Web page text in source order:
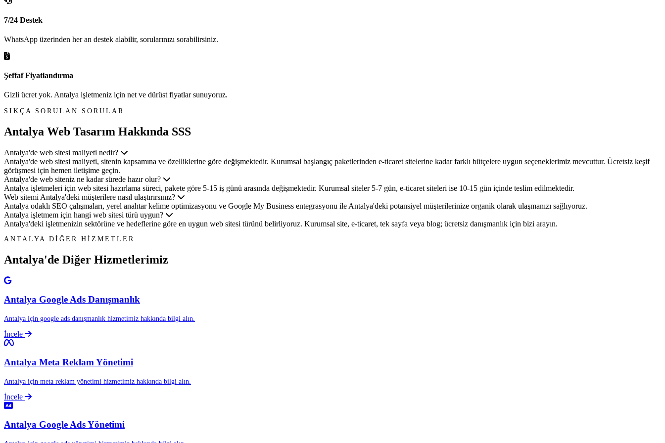
7/24 Destek
WhatsApp üzerinden her an destek alabilir, sorularınızı sorabilirsiniz.
Şeffaf Fiyatlandırma
Gizli ücret yok. Antalya işletmeniz için net ve dürüst fiyatlar sunuyoruz.
SIKÇA SORULAN SORULAR
Antalya Web Tasarım Hakkında SSS
Antalya'de web sitesi maliyeti nedir?
Antalya'de web sitesi maliyeti, sitenin kapsamına ve özelliklerine göre değişmektedir. Kurumsal başlangıç paketlerinden e-ticaret sitelerine kadar farklı bütçelere uygun seçeneklerimiz mevcuttur. Ücretsiz keşif
görüşmesi için hemen iletişime geçin.
Antalya'de web siteniz ne kadar sürede hazır olur?
Antalya işletmeleri için web sitesi hazırlama süreci, pakete göre 5-15 iş günü arasında değişmektedir. Kurumsal siteler 5-7 gün, e-ticaret siteleri ise 10-15 gün içinde teslim edilmektedir.
Web sitemi Antalya'deki müşterilere nasıl ulaştırırsınız?
Antalya odaklı SEO çalışmaları, yerel anahtar kelime optimizasyonu ve Google My Business entegrasyonu ile Antalya'deki potansiyel müşterilerinize organik olarak ulaşmanızı sağlıyoruz.
Antalya işletmem için hangi web sitesi türü uygun?
Antalya'deki işletmenizin sektörüne ve hedeflerine göre en uygun web sitesi türünü belirliyoruz. Kurumsal site, e-ticaret, tek sayfa veya blog; ücretsiz danışmanlık için bizi arayın.
ANTALYA DİĞER HİZMETLER
Antalya'de Diğer Hizmetlerimiz
Antalya Google Ads Danışmanlık
Antalya için google ads danışmanlık hizmetimiz hakkında bilgi alın.
İncele
Antalya Meta Reklam Yönetimi
Antalya için meta reklam yönetimi hizmetimiz hakkında bilgi alın.
İncele
Antalya Google Ads Yönetimi